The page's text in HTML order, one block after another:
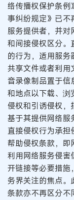
络传播权保护条例
事纠纷规定》已不
服务提供者，并对
和间接侵权区分。
的行为，适用服务
共享文件或者利用
音录像制品置于信
和地点以下载、浏
侵权和引诱侵权，
基于其提供网络服
直接侵权行为承担
帮助侵权条款，即
利用网络服务侵
开链接等必要措施
务界关注的焦点。
条款亦不再区分不